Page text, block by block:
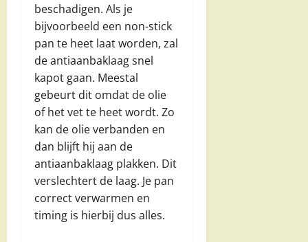
beschadigen. Als je
bijvoorbeeld een non-stick
pan te heet laat worden, zal
de antiaanbaklaag snel
kapot gaan. Meestal
gebeurt dit omdat de olie
of het vet te heet wordt. Zo
kan de olie verbanden en
dan blijft hij aan de
antiaanbaklaag plakken. Dit
verslechtert de laag. Je pan
correct verwarmen en
timing is hierbij dus alles.